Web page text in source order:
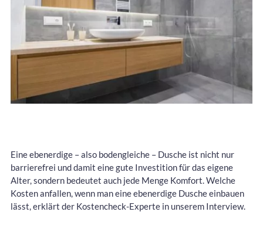
Eine ebenerdige – also bodengleiche – Dusche ist nicht nur
barrierefrei und damit eine gute Investition für das eigene
Alter, sondern bedeutet auch jede Menge Komfort. Welche
Kosten anfallen, wenn man eine ebenerdige Dusche einbauen
lässt, erklärt der Kostencheck-Experte in unserem Interview.